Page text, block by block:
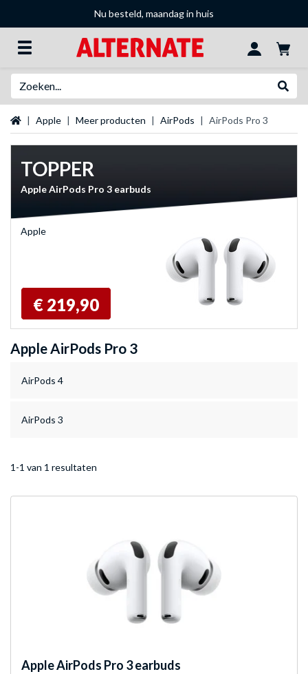
Nu besteld, maandag in huis
Startpagina
Apple Meer producten AirPods AirPods Pro 3
TOPPER
Apple AirPods Pro 3 earbuds
Apple
€ 219,90
Apple AirPods Pro 3
AirPods 4
AirPods 3
1-1 van 1 resultaten
AppleAirPods Pro 3 earbuds